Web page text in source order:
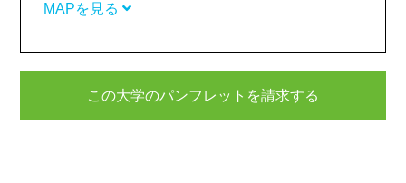
MAPを見る
この大学のパンフレットを請求する